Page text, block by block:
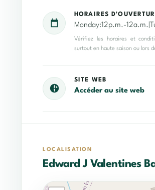
HORAIRES
Monday:12p.m.-
Vérifiez les horaires et
surtout en haute saison ou lors
SITE WEB
Accéder au site web
LOCALISATION
Edward J Valentines